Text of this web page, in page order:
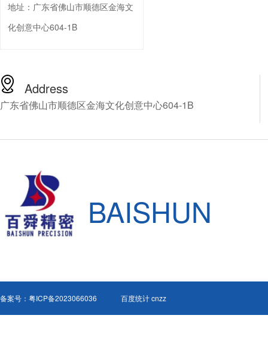
地址： 广东省佛山市顺德区金海文
化创意中心604-1B
Address
广东省佛山市顺德区金海文化创意中心604-1B
BAISHUN
备案号： 粤ICP备2023066036 百度统计 cnzz